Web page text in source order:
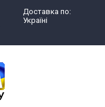
Доставка по:
Україні